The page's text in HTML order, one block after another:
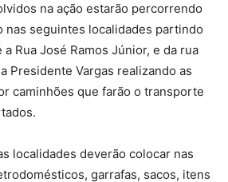
na ação estarão percorrendo
nas seguintes localidades partindo
a Rua José Ramos Júnior, e da rua
Presidente Vargas realizando as
caminhões que farão o transporte
localidades deverão colocar nas
garrafas, sacos, itens